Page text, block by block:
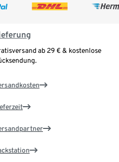
ab 29 € & kostenlose